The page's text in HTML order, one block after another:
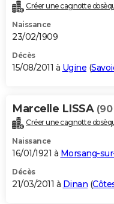
Créer une cagnotte
Naissance
23/02/1909
Décès
15/08/2011 à Ugine (
Marcelle LISSA
Créer une cagnotte
Naissance
16/01/1921 à Morsang-
Décès
21/03/2011 à Dinan (